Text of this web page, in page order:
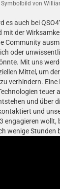
Symbolbild von
auch bei
mit der
Community
oder
Mit uns
Mittel, um
verhindern.
teuer
und über
und
engagieren
wenige